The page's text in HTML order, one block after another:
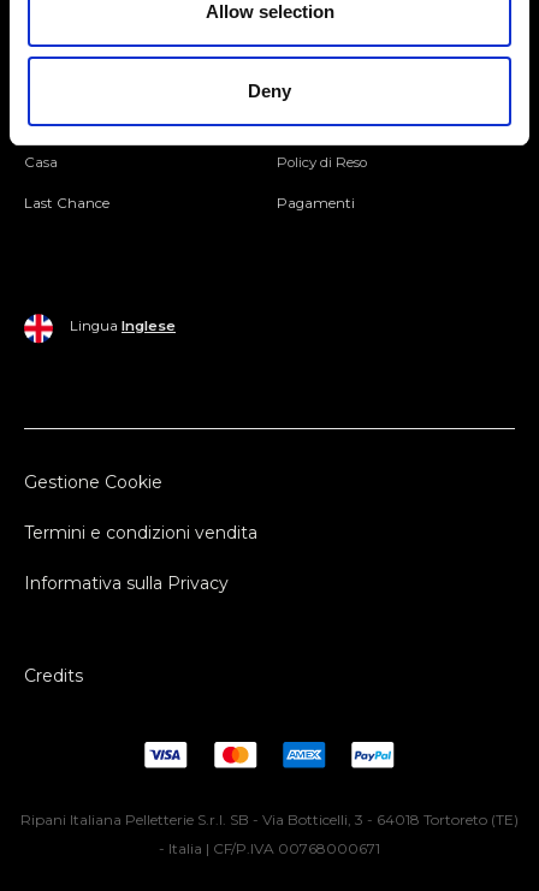
Allow selection
Deny
Uomo
Casa
Last Chance
Spedizione e Consegna
Policy di Reso
Pagamenti
Lingua Inglese
Gestione Cookie
Termini e condizioni vendita
Informativa sulla Privacy
Credits
Ripani Italiana Pelletterie S.r.l. SB - Via Botticelli, 3 - 64018 Tortoreto (TE)
- Italia | CF/P.IVA 00768000671